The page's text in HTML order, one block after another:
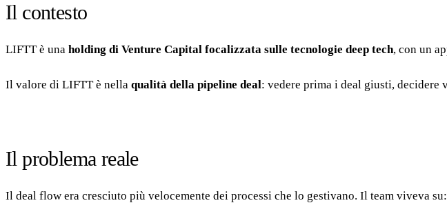
Il contesto
LIFTT è una holding di Venture Capital focalizzata sulle tecnologie deep tech, con un
Il valore di LIFTT è nella qualità della pipeline deal: vedere prima i deal giusti, decidere
Il problema reale
Il deal flow era cresciuto più velocemente dei processi che lo gestivano. Il team viveva su: